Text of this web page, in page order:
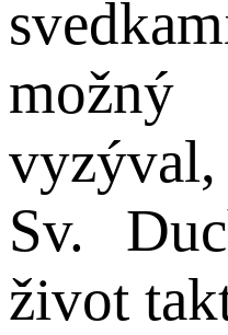
možný
Sv.
život